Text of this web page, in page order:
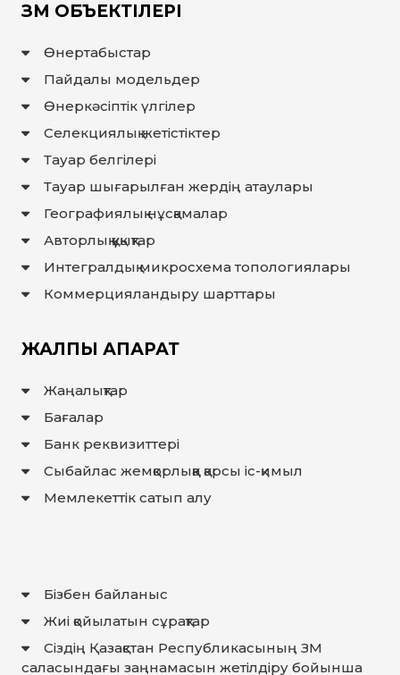
ЗМ ОБЪЕКТІЛЕРІ
Өнертабыстар
Пайдалы модельдер
Өнеркәсіптік үлгілер
Селекциялық жетістіктер
Тауар белгілері
Тауар шығарылған жердiң атаулары
Географиялық нұсқамалар
Авторлық құқықтар
Интегралдық микросхема топологиялары
Коммерцияландыру шарттары
ЖАЛПЫ АҚПАРАТ
Жаңалықтар
Бағалар
Банк реквизиттері
Сыбайлас жемқорлыққа қарсы іс-қимыл
Мемлекеттiк сатып алу
Бізбен байланыс
Жиі қойылатын сұрақтар
Сіздің Қазақстан Республикасының ЗМ
саласындағы заңнамасын жетілдіру бойынша